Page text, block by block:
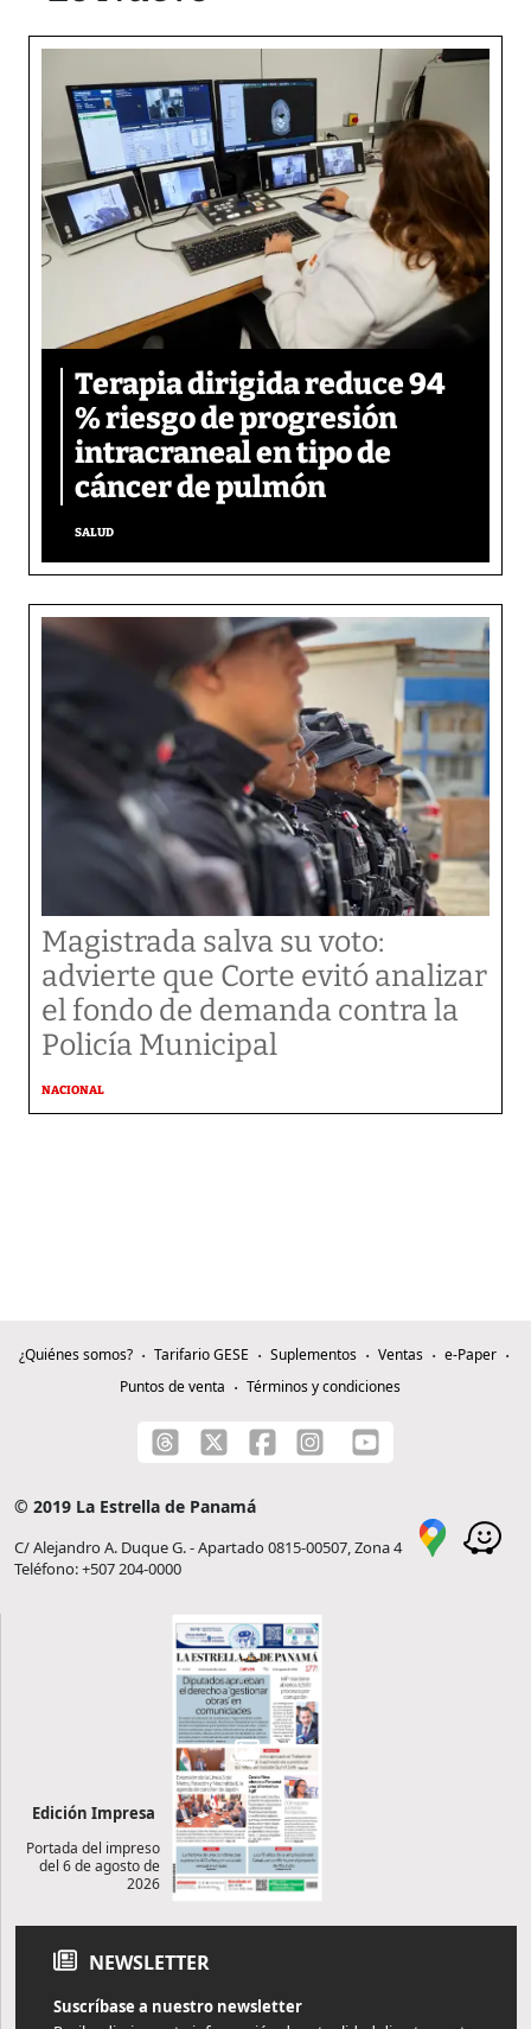
Terapia dirigida reduce 94
% riesgo de progresión
intracraneal en tipo de
cáncer de pulmón
SALUD
Magistrada salva su voto:
advierte que Corte evitó analizar
el fondo de demanda contra la
Policía Municipal
NACIONAL
¿Quiénes somos? Tarifario GESE Suplementos Ventas
e-Paper
Puntos de venta
Términos y condiciones
© 2019 La Estrella de Panamá
C/ Alejandro A. Duque G. - Apartado 0815-00507, Zona 4
Teléfono: +507 204-0000
Edición Impresa
Portada del impreso
del 6 de agosto de
2026
NEWSLETTER
Suscríbase a nuestro newsletter